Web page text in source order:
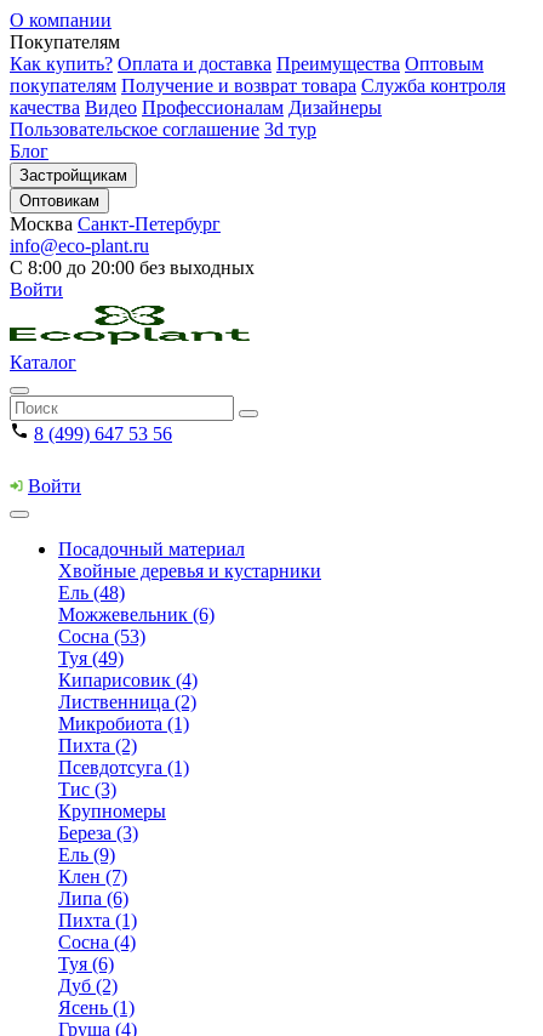
О компании
Покупателям
Как купить? Оплата и доставка Преимущества Оптовым
покупателям Получение и возврат товара Служба контроля
качества Видео Профессионалам Дизайнеры
Пользовательское соглашение 3d тур
Блог
Застройщикам
Оптовикам
Москва Санкт-Петербург
info@eco-plant.ru
С 8:00 до 20:00 без выходных
Войти
Каталог
8 (499) 647 53 56
Войти
Посадочный материал
Хвойные деревья и кустарники
Ель (48)
Можжевельник (6)
Сосна (53)
Туя (49)
Кипарисовик (4)
Лиственница (2)
Микробиота (1)
Пихта (2)
Псевдотсуга (1)
Тис (3)
Крупномеры
Береза (3)
Ель (9)
Клен (7)
Липа (6)
Пихта (1)
Сосна (4)
Туя (6)
Дуб (2)
Ясень (1)
Груша (4)